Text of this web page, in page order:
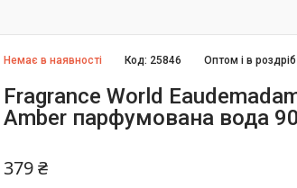
Немає в наявності Оптом і в роздріб
Код: 25846
Fragrance World
Amber парфумована вода
379 ₴